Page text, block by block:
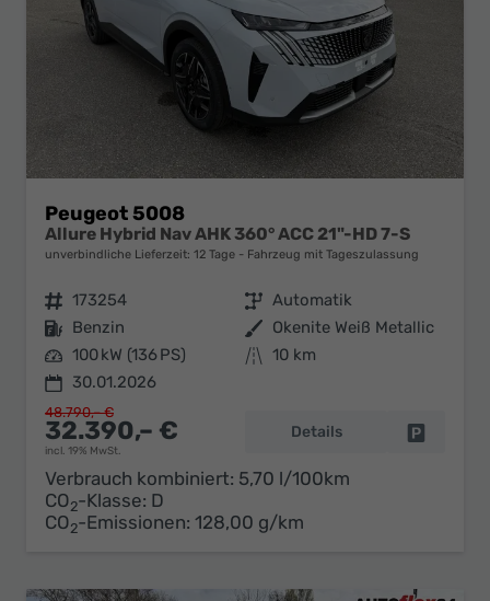
Peugeot 5008
Allure Hybrid Nav AHK 360° ACC 21"-HD 7-S
unverbindliche Lieferzeit: 12 Tage Fahrzeug mit Tageszulassung
Fahrzeugnr. 173254 Getriebe Automatik
Kraftstoff Benzin Außenfarbe Okenite Weiß Metallic
Leistung 100 kW (136 PS) Kilometerstand 10 km
30.01.2026
32.390,– €
incl. 19% MwSt.
48.790,– €
Details
Verbrauch kombiniert: 5,70 l/100km
CO2-Klasse: D
CO2-Emissionen: 128,00 g/km